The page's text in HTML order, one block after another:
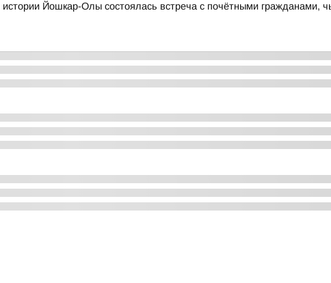
Йошкар-Олы состоялась встреча с почётными гражданами,